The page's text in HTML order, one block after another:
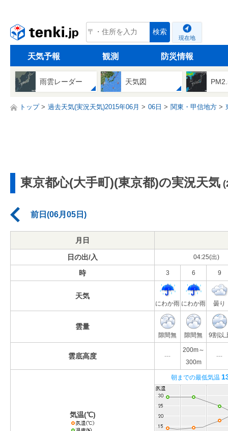
tenki.jp 検索
現在地
天気予報 観測 防災情報
雨雲レーダー 天気図
トップ 過去天気(実況天気)2015年06月 06日 関東・甲信地方
東京都心(大手町)(東京都)の実況天気
前日(06月05日)
月日
日の出/入 04:25(出)
時 3 6 9
天気
にわか雨 にわか雨 曇り
雲量
隙間無 隙間無 9割以
雲底高度 ---
200m～
300m
---
気温(℃)
朝までの最低気温